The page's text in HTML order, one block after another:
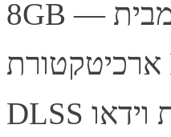
8GB — כרטיס מסך עוצמתי מבית Gigabyte, מבוסס
ארכיטקטורת NVIDIA עם תמיכה ב-Ray Tracing ובטכנולוגיית
DLSS לביצועי גיימינג מרשימים. מתאים לגיימינג, לעריכת וידאו